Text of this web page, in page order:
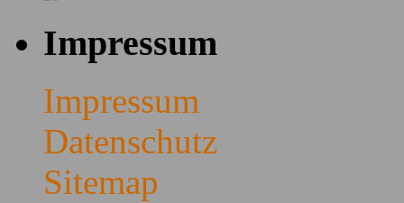
Impressum
Impressum
Datenschutz
Sitemap